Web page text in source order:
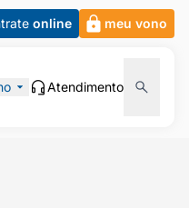
online meu vono
Atendimento